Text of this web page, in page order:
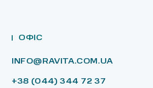
ОФІС
INFO@RAVITA.COM.UA
+38 (044) 344 72 37